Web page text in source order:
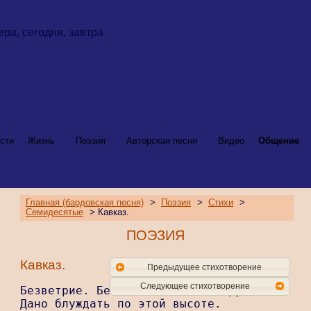
Жизнь Поэзия Авторская песня Видео Общение
Главная (бардовская песня) > Поэзия > Стихи
>
Семидесятые
> Кавказ.
ПОЭЗИЯ
Предыдущее стихотворение
Следующее стихотворение
Кавказ.
Безветрие. Безмыслие. Лишь взору
Дано блуждать по этой высоте.